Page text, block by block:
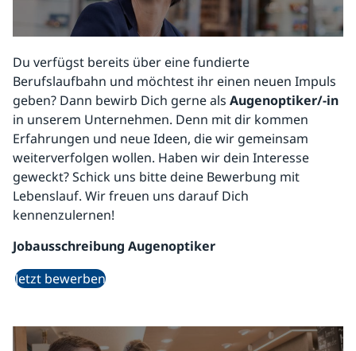
Du verfügst bereits über eine fundierte
Berufslaufbahn und möchtest ihr einen neuen Impuls
geben? Dann bewirb Dich gerne als Augenoptiker/-in
in unserem Unternehmen. Denn mit dir kommen
Erfahrungen und neue Ideen, die wir gemeinsam
weiterverfolgen wollen. Haben wir dein Interesse
geweckt? Schick uns bitte deine Bewerbung mit
Lebenslauf. Wir freuen uns darauf Dich
kennenzulernen!
Jobausschreibung Augenoptiker
Jetzt bewerben